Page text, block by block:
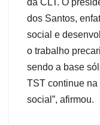
dos Santos,
social e
o trabalho
sendo a base
TST continue
social”, afirmou.